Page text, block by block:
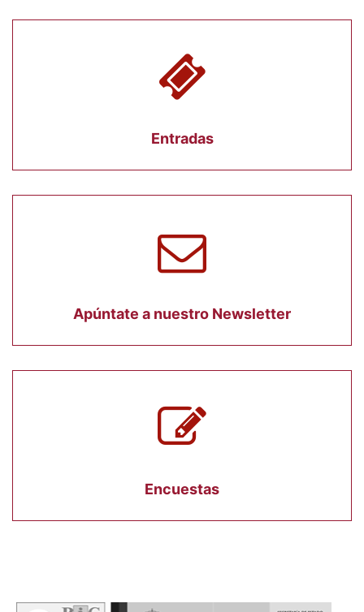
Entradas
Apúntate a nuestro Newsletter
Encuestas